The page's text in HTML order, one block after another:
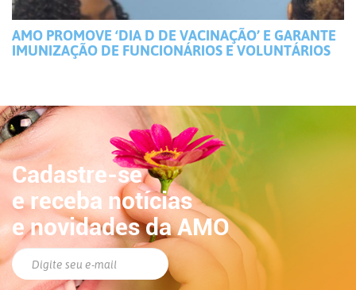
AMO PROMOVE ‘DIA D DE VACINAÇÃO’ E GARANTE
IMUNIZAÇÃO DE FUNCIONÁRIOS E VOLUNTÁRIOS
Cadastre-se
e receba notícias
e novidades da AMO